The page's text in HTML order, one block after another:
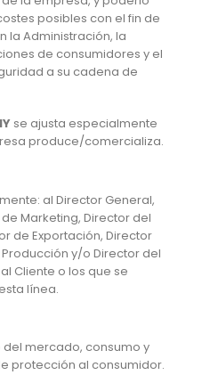
posibles con el fin de
la Administración, la
de consumidores y el
a su cadena de
se ajusta especialmente
produce/comercializa.
al Director General,
Marketing, Director del
de Exportación, Director
y/o Director del
Cliente o los que se
línea.
mercado, consumo y
protección al consumidor.